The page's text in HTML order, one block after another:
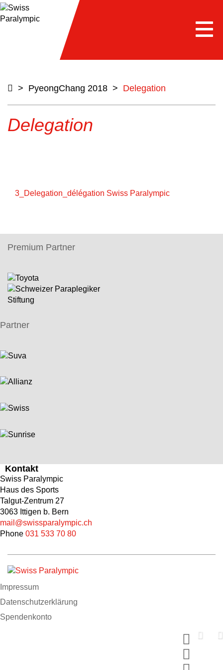
> PyeongChang 2018 > Delegation
Delegation
3_Delegation_délégation Swiss Paralympic
Premium Partner
Partner
Kontakt
Swiss Paralympic
Haus des Sports
Talgut-Zentrum 27
3063 Ittigen b. Bern
mail@swissparalympic.ch
Phone 031 533 70 80
Impressum
Datenschutzerklärung
Spendenkonto